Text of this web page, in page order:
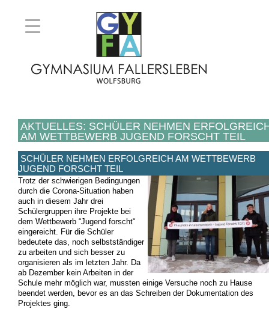
AKTUELLES: SCHÜLER NEHMEN
AM WETTBEWERB JUGEND FORSCHT TEIL
SCHÜLER NEHMEN ERFOLGREICH AM WETTBEWERB
JUGEND FORSCHT TEIL
Trotz der schwierigen Bedingungen
durch die Corona-Situation haben
auch in diesem Jahr drei
Schülergruppen ihre Projekte bei
dem Wettbewerb “Jugend forscht“
eingereicht. Für die Schüler
bedeutete das, noch selbstständiger
zu arbeiten und sich besser zu
organisieren als im letzten Jahr. Da
ab Dezember kein Arbeiten in der
Schule mehr möglich war, mussten einige Versuche noch zu Hause
beendet werden, bevor es an das Schreiben der Dokumentation des
Projektes ging.